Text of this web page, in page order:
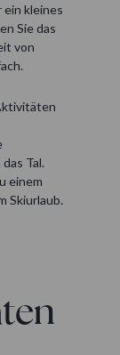
ein kleines
Sie das
von
Tal.
einem
Skiurlaub.